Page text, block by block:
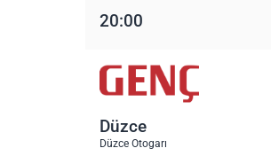
20:00
Düzce
Düzce Otogarı